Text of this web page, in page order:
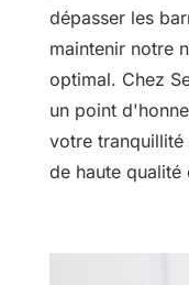
dépasser les
maintenir notre
optimal. Chez
un point
votre
de haute